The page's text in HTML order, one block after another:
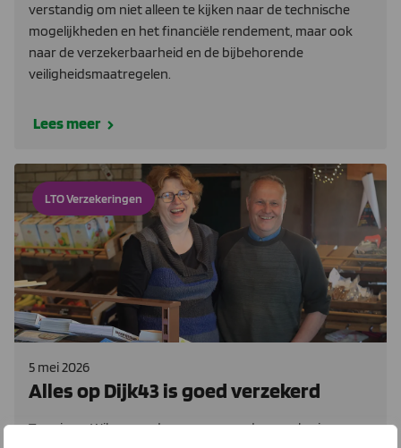
verstandig om niet alleen te kijken naar de technische
mogelijkheden en het financiële rendement, maar ook
naar de verzekerbaarheid en de bijbehorende
veiligheidsmaatregelen.
Lees meer
LTO Verzekeringen
5 mei 2026
Alles op Dijk43 is goed verzekerd
Tonnie en Wilma vonden een passende verzekering voor